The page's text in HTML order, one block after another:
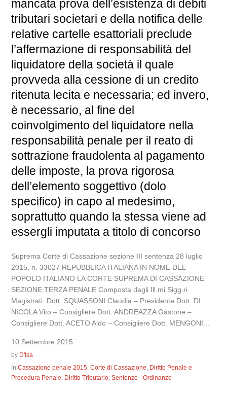
mancata prova dell’esistenza di debiti
tributari societari e della notifica delle
relative cartelle esattoriali preclude
l’affermazione di responsabilità del
liquidatore della società il quale
provveda alla cessione di un credito
ritenuta lecita e necessaria; ed invero,
è necessario, al fine del
coinvolgimento del liquidatore nella
responsabilità penale per il reato di
sottrazione fraudolenta al pagamento
delle imposte, la prova rigorosa
dell’elemento soggettivo (dolo
specifico) in capo al medesimo,
soprattutto quando la stessa viene ad
essergli imputata a titolo di concorso
Suprema Corte di Cassazione sezione III sentenza 28 luglio
2015, n. 33027 REPUBBLICA ITALIANA IN NOME DEL
POPOLO ITALIANO LA CORTE SUPREMA DI CASSAZIONE
SEZIONE TERZA PENALE Composta dagli Ill.mi Sigg.ri
Magistrati: Dott. SQUASSONI Claudia – Presidente Dott. DI
NICOLA Vito – Consigliere Dott. ANDREAZZA Gastone –
Consigliere Dott. ACETO Aldo – Consigliere Dott. MENGONI...
10 Settembre 2015
by D'Isa
InCassazione penale 2015,Corte di Cassazione, Diritto Penale e
Procedura Penale, Diritto Tributario,Sentenze - Ordinanze